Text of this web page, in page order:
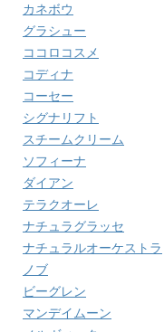
カネボウ
グラシュー
ココロコスメ
コディナ
コーセー
シグナリフト
スチームクリーム
ソフィーナ
ダイアン
テラクオーレ
ナチュラグラッセ
ナチュラルオーケストラ
ノブ
ビーグレン
マンデイムーン